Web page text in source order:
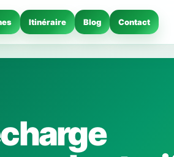
Itinéraire Blog Contact